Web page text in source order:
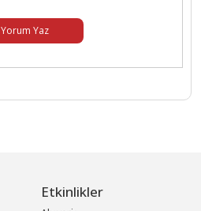
Yorum Yaz
Etkinlikler